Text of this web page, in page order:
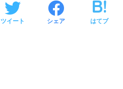
ツイート シェア はてブ